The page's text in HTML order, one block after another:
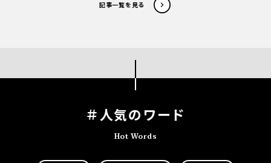
記事一覧を見る
＃人気のワード
Hot Words